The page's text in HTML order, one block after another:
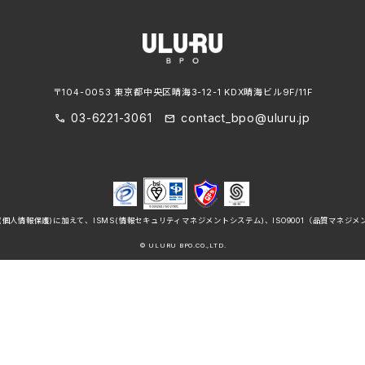
〒104-0053 東京都中央区晴海3-12-1 KDX晴海ビル9F/11F
call 03-6221-3061 mail contact_bpo@uluru.jp
人情報保護)に加えて、ISMS(情報セキュリティマネジメントシステム)、ISO9001（品質マネジメ
© ULURU BPO.CO.,LTD.